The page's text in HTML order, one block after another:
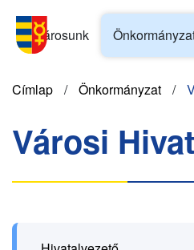
tartalomra
Menu
SK
Városunk
Morzsa
Címlap Önkormányzat
Városi